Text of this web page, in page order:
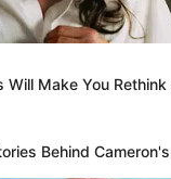
Make You Rethink
Behind